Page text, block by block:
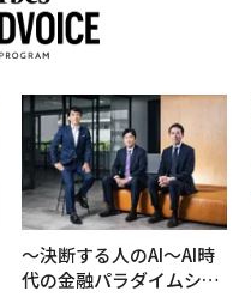
〜決断する人のAI〜AI時
代の金融パラダイムシフ